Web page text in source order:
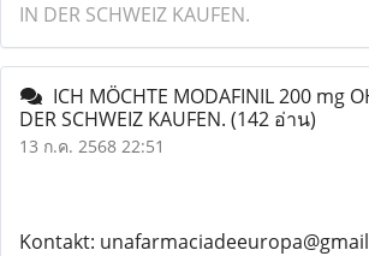
IN DER SCHWEIZ KAUFEN.
ICH MÖCHTE MODAFINIL 200 mg
DER SCHWEIZ KAUFEN. (142 อ่าน)
13 ก.ค. 2568 22:51
Kontakt: